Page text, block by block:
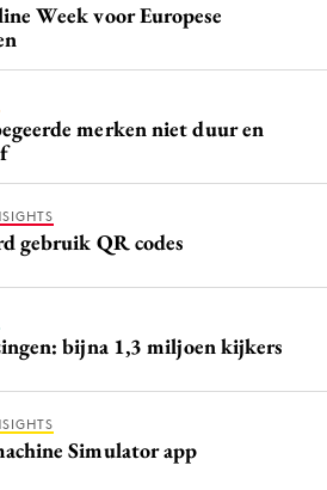
Week voor Europese
merken niet duur en
gebruik QR codes
bijna 1,3 miljoen kijkers
Simulator app